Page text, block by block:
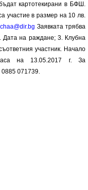
картотекирани в БФШ.
участие в размер на 10 лв.
chaa@dir.bg Заявката трябва
на раждане; 3. Клубна
участник. Начало
на 13.05.2017 г. За
071739.